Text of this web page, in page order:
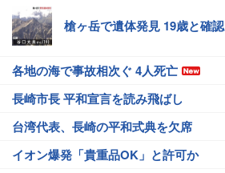
槍ヶ岳で遺体発見 19歳と確認
各地の海で事故相次ぐ 4人死亡
長崎市長 平和宣言を読み飛ばし
台湾代表、長崎の平和式典を欠席
イオン爆発「貴重品OK」と許可か